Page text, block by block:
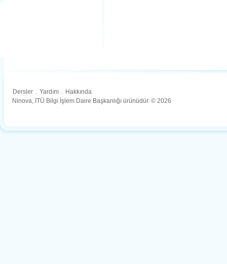
Dersler . Yardım . Hakkında
Ninova, İTÜ Bilgi İşlem Daire Başkanlığı ürünüdür. © 2026